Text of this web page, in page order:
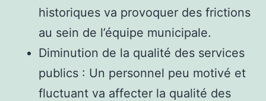
historiques va provoquer des frictions
au sein de l’équipe municipale.
Diminution de la qualité des services
publics : Un personnel peu motivé et
fluctuant va affecter la qualité des